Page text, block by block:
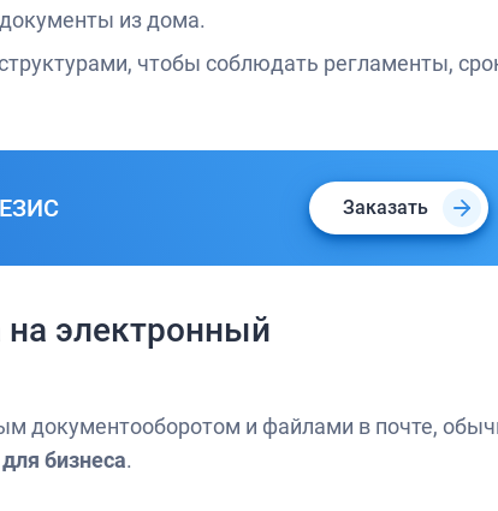
из дома.
чтобы соблюдать регламенты,
Заказать
электронный
документооборотом и файлами в почте,
бизнеса.